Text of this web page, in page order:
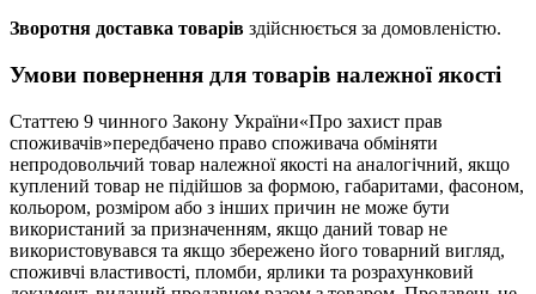
Зворотня доставка товарів здійснюється за домовленістю.
Умови повернення для товарів належної якості
Статтею 9 чинного Закону України«Про захист прав
споживачів»передбачено право споживача обміняти
непродовольчий товар належної якості на аналогічний, якщо
куплений товар не підійшов за формою, габаритами, фасоном,
кольором, розміром або з інших причин не може бути
використаний за призначенням, якщо даний товар не
використовувався та якщо збережено його товарний вигляд,
споживчі властивості, пломби, ярлики та розрахунковий